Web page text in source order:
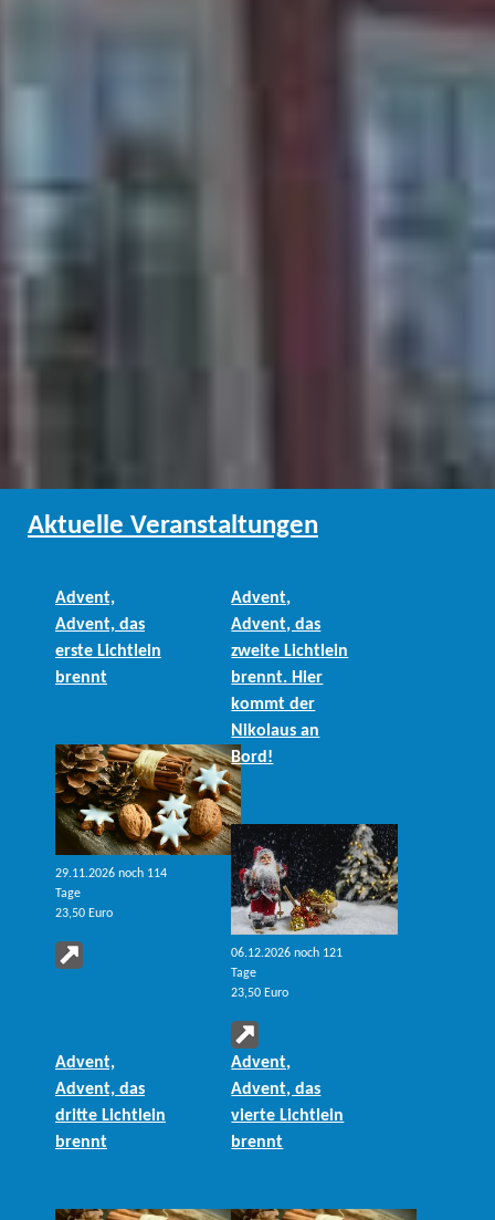
Aktuelle Veranstaltungen
Advent,
Advent, das
erste Lichtlein
brennt
29.11.2026 noch 114
Tage
23,50 Euro
Advent,
Advent, das
zweite Lichtlein
brennt. Hier
kommt der
Nikolaus an
Bord!
06.12.2026 noch 121
Tage
23,50 Euro
Advent,
Advent, das
dritte Lichtlein
brennt
Advent,
Advent, das
vierte Lichtlein
brennt